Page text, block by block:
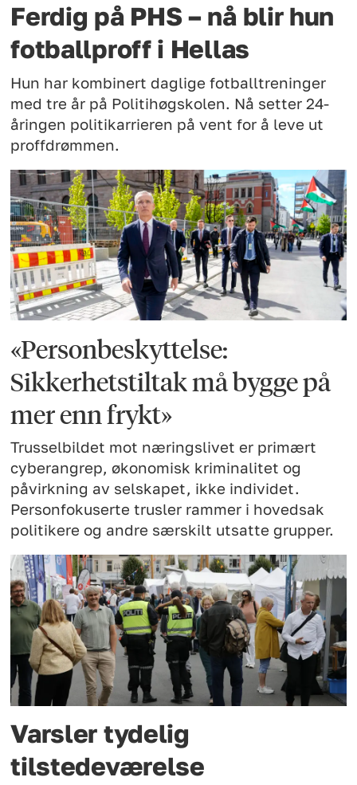
Ferdig på PHS – nå blir hun
fotballproff i Hellas
Hun har kombinert daglige fotballtreninger
med tre år på Politihøgskolen. Nå setter 24-
åringen politikarrieren på vent for å leve ut
proffdrømmen.
«Personbeskyttelse:
Sikkerhetstiltak må bygge på
mer enn frykt»
Trusselbildet mot næringslivet er primært
cyberangrep, økonomisk kriminalitet og
påvirkning av selskapet, ikke individet.
Personfokuserte trusler rammer i hovedsak
politikere og andre særskilt utsatte grupper.
Varsler tydelig
tilstedeværelse